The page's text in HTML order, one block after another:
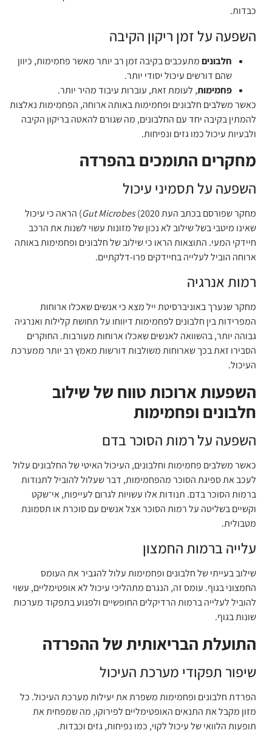
כבדות.
השפעה על זמן ריקון הקיבה
חלבוניםמתעכבים בקיבה זמן רב יותר מאשר פחמימות, כיוון
שהם דורשים עיכול יסודי יותר.
פחמימות, לעומת זאת, עוברות עיבוד מהיר יותר.
כאשר משלבים חלבונים ופחמימות באותה ארוחה, הפחמימות נאלצות
להמתין בקיבה יחד עם החלבונים, מה שגורם להאטה בריקון הקיבה
ולבעיות עיכול כמו גזים ונפיחות.
מחקרים התומכים בהפרדה
השפעה על תסמיני עיכול
מחקר שפורסם בכתב העת Gut Microbes(2020) הראה כי עיכול
שאינו מיטבי בשל שילוב לא נכון של מזונות עשוי לשנות את הרכב
חיידקי המעי. התוצאות הראו כי שילוב של חלבונים ופחמימות באותה
ארוחה הוביל לעלייה בחיידקים פרו-דלקתיים.
רמות אנרגיה
מחקר שנערך באוניברסיטת ייל מצא כי אנשים שאכלו ארוחות
המפרידות בין חלבונים לפחמימות דיווחו על תחושת קלילות ואנרגיה
גבוהה יותר, בהשוואה לאנשים שאכלו ארוחות מעורבות. החוקרים
הסבירו זאת בכך שארוחות משולבות דורשות מאמץ רב יותר ממערכת
העיכול.
השפעות ארוכות טווח של שילוב
חלבונים ופחמימות
השפעה על רמות הסוכר בדם
כאשר משלבים פחמימות וחלבונים, העיכול האיטי של החלבונים עלול
לעכב את ספיגת הסוכר מהפחמימות, דבר שעלול להוביל לתנודות
ברמות הסוכר בדם. תנודות אלו עשויות לגרום לעייפות, אי־שקט
וקשיים בשליטה על רמות הסוכר אצל אנשים עם סוכרת או תסמונת
מטבולית.
עלייה ברמות החמצון
שילוב בעייתי של חלבונים ופחמימות עלול להגביר את העומס
החמצוני בגוף. עומס זה, הנגרם מתהליכי עיכול לא אופטימליים, עשוי
להוביל לעלייה ברמות הרדיקלים החופשיים ולפגוע בתפקוד מערכות
שונות בגוף.
התועלת הבריאותית של ההפרדה
שיפור תפקודי מערכת העיכול
הפרדת חלבונים ופחמימות משפרת את יעילות מערכת העיכול. כל
מזון מקבל את התנאים האופטימליים לפירוקו, מה שמפחית את
תופעות הלוואי של עיכול לקוי, כמו נפיחות, גזים וכבדות.